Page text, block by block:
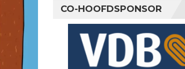
CO-HOOFDSPONSOR